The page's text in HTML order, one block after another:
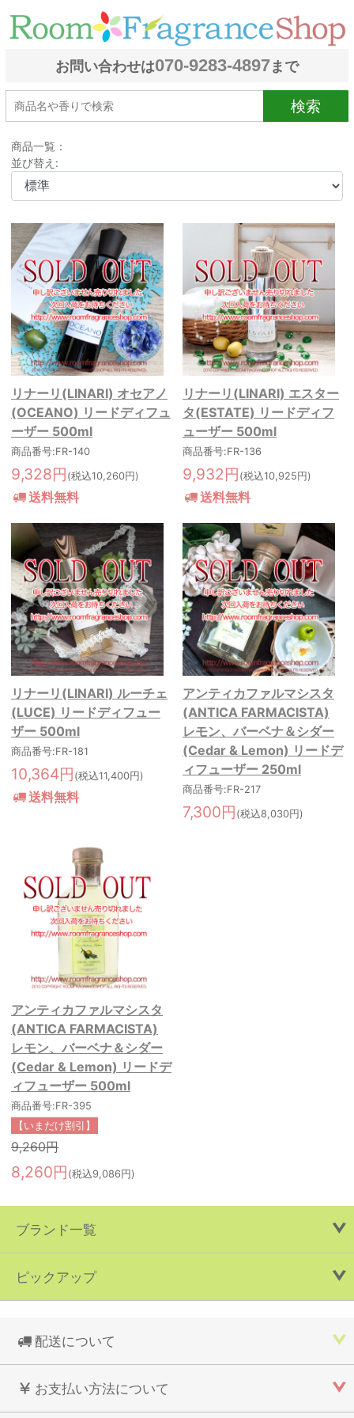
お問い合わせは070-9283-4897まで
検索
商品一覧：
並び替え:
リナーリ(LINARI) オセアノ
(OCEANO) リードディフュ
ーザー 500ml
商品番号:FR-140
9,328円 (税込10,260円)
送料無料
リナーリ(LINARI) エスター
タ(ESTATE) リードディフ
ューザー 500ml
商品番号:FR-136
9,932円 (税込10,925円)
送料無料
リナーリ(LINARI) ルーチェ
(LUCE) リードディフュー
ザー 500ml
商品番号:FR-181
10,364円 (税込11,400円)
送料無料
アンティカファルマシスタ
(ANTICA FARMACISTA)
レモン、バーベナ＆シダー
(Cedar & Lemon) リードデ
ィフューザー 250ml
商品番号:FR-217
7,300円 (税込8,030円)
アンティカファルマシスタ
(ANTICA FARMACISTA)
レモン、バーベナ＆シダー
(Cedar & Lemon) リードデ
ィフューザー 500ml
商品番号:FR-395
【いまだけ割引】
9,260円
8,260円 (税込9,086円)
ブランド一覧
ピックアップ
配送について
お支払い方法について